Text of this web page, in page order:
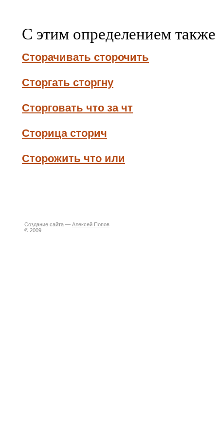
С этим определением
Сторачивать сторочить
Сторгать сторгну
Сторговать что за чт
Сторица сторич
Сторожить что или
Создание сайта — Алексей Попов
© 2009